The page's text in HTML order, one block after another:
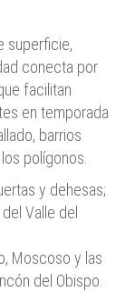
superficie,
conecta por
facilitan
en temporada
barrios
polígonos.
y dehesas;
Valle del
Moscoso y las
del Obispo.